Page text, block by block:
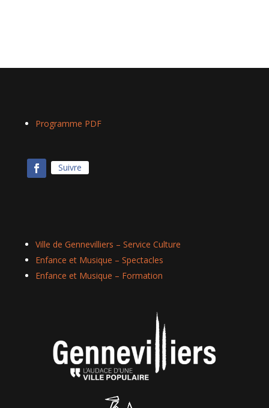
Programme PDF
Suivre
Ville de Gennevilliers – Service Culture
Enfance et Musique – Spectacles
Enfance et Musique – Formation